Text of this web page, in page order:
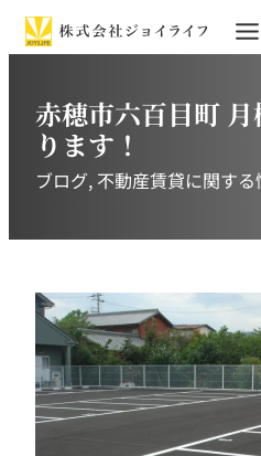
赤穂市六百目町
ります！
ブログ, 不動産賃貸に関する